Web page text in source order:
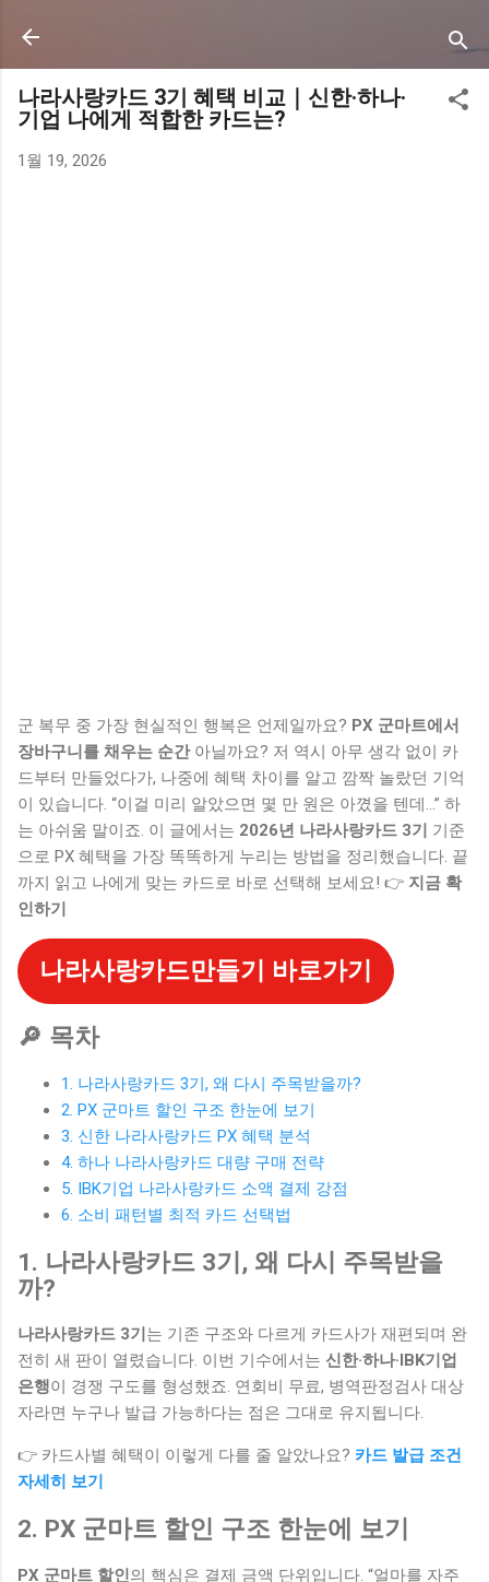
나라사랑카드 3기 혜택 비교｜신한·하나·
기업 나에게 적합한 카드는?
1월 19, 2026
군 복무 중 가장 현실적인 행복은 언제일까요? PX 군마트에서
장바구니를 채우는 순간아닐까요? 저 역시 아무 생각 없이 카
드부터 만들었다가, 나중에 혜택 차이를 알고 깜짝 놀랐던 기억
이 있습니다. “이걸 미리 알았으면 몇 만 원은 아꼈을 텐데…” 하
는 아쉬움 말이죠. 이 글에서는 2026년 나라사랑카드 3기
기준
으로 PX 혜택을 가장 똑똑하게 누리는 방법을 정리했습니다. 끝
까지 읽고 나에게 맞는 카드로 바로 선택해 보세요! 👉 지금 확
인하기
나라사랑카드만들기 바로가기
🔎 목차
1. 나라사랑카드 3기, 왜 다시 주목받을까?
2. PX 군마트 할인 구조 한눈에 보기
3. 신한 나라사랑카드 PX 혜택 분석
4. 하나 나라사랑카드 대량 구매 전략
5. IBK기업 나라사랑카드 소액 결제 강점
6. 소비 패턴별 최적 카드 선택법
1. 나라사랑카드 3기, 왜 다시 주목받을
까?
나라사랑카드 3기 는 기존 구조와 다르게 카드사가 재편되며 완
전히 새 판이 열렸습니다. 이번 기수에서는 신한·하나·IBK기업
은행이 경쟁 구도를 형성했죠. 연회비 무료, 병역판정검사 대상
자라면 누구나 발급 가능하다는 점은 그대로 유지됩니다.
👉 카드사별 혜택이 이렇게 다를 줄 알았나요? 카드 발급 조건
자세히 보기
2. PX 군마트 할인 구조 한눈에 보기
PX 군마트 할인 의 핵심은 결제 금액 단위입니다. “얼마를 자주